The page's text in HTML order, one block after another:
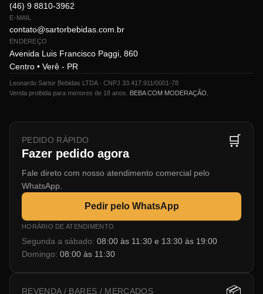
(46) 9 8810-3962
E-MAIL
contato@sartorbebidas.com.br
ENDEREÇO
Avenida Luis Francisco Paggi, 860
Centro • Verê - PR
Leonardo Sartor Bebidas LTDA · CNPJ 33.417.911/0001-78
Venda proibida para menores de 18 anos. BEBA COM MODERAÇÃO.
PEDIDO RÁPIDO
Fazer pedido agora
Fale direto com nosso atendimento comercial pelo
WhatsApp.
🛒
Pedir pelo WhatsApp
HORÁRIO DE ATENDIMENTO
Segunda a sábado: 08:00 às 11:30 e 13:30 às 19:00
Domingo: 08:00 às 11:30
REVENDA / BARES / MERCADOS